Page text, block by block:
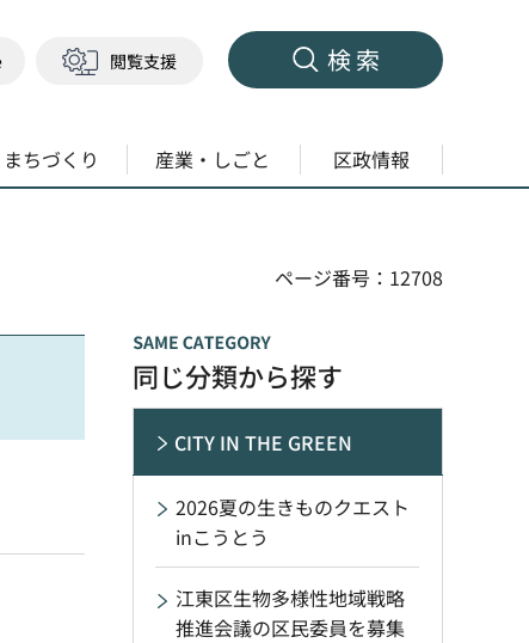
閲覧支援 検索
ちづくり 産業・しごと 区政情報
ページ番号：12708
同じ分類から探す
CITY IN THE GREEN
2026夏の生きものクエスト
inこうとう
江東区生物多様性地域戦略
推進会議の区民委員を募集